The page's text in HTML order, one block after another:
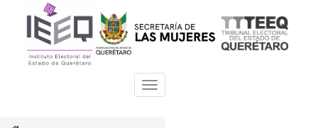
Toggle
navigation